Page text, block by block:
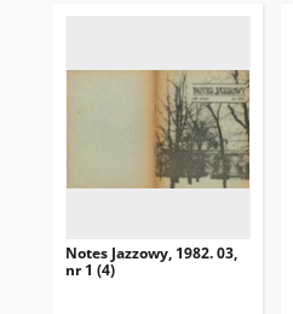
Notes Jazzowy, 1982. 03,
nr 1 (4)